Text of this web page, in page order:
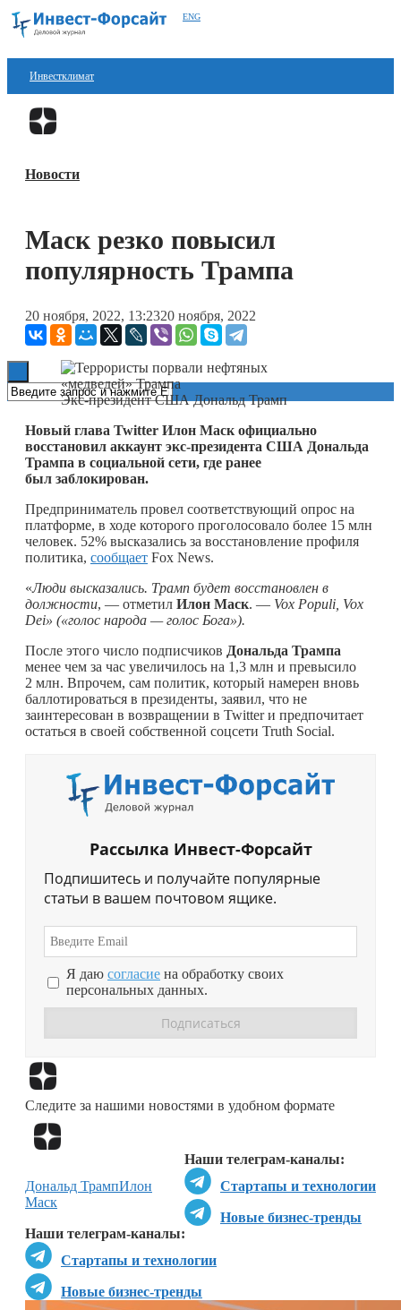
ENG
Инвестклимат
Финансы
Блокчейн
Книги
Новости
Маск резко повысил
популярность Трампа
20 ноября, 2022, 13:2320 ноября, 2022
Экс-президент США Дональд Трамп
Новый глава Twitter Илон Маск официально
восстановил аккаунт экс-президента США Дональда
Трампа в социальной сети, где ранее
был заблокирован.
Предприниматель провел соответствующий опрос на
платформе, в ходе которого проголосовало более 15 млн
человек. 52% высказались за восстановление профиля
политика, сообщает Fox News.
«Люди высказались. Трамп будет восстановлен в
должности, — отметил Илон Маск. — Vox Populi, Vox
Dei» («голос народа — голос Бога»).
После этого число подписчиков Дональда Трампа
менее чем за час увеличилось на 1,3 млн и превысило
2 млн. Впрочем, сам политик, который намерен вновь
баллотироваться в президенты, заявил, что не
заинтересован в возвращении в Twitter и предпочитает
остаться в своей собственной соцсети Truth Social.
Рассылка Инвест-Форсайт
Подпишитесь и получайте популярные
статьи в вашем почтовом ящике.
Я даю согласие на обработку своих
персональных данных.
Следите за нашими новостями в удобном формате
Наши телеграм-каналы:
Стартапы и технологии
Новые бизнес-тренды
Наши телеграм-каналы:
Стартапы и технологии
Новые бизнес-тренды
Дональд ТрампИлон
Маск